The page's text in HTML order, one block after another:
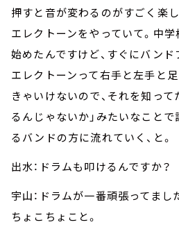
押すと音が変わるのがすごく楽
エレクトーンをやっていて。中
始めたんですけど、すぐにバンド
エレクトーンって右手と左手と
きゃいけないので、それを知って
るんじゃないか」みたいなことで
るバンドの方に流れていく、と。
出水：ドラムも叩けるんですか？
宇山：ドラムが一番頑張ってまし
ちょこちょこと。